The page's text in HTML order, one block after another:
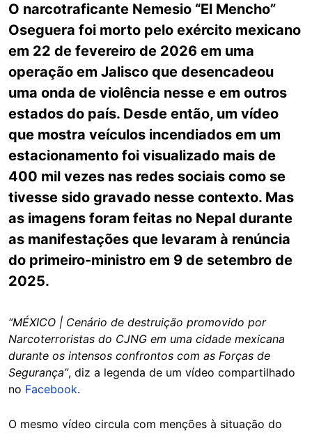
O narcotraficante Nemesio “El Mencho”
Oseguera foi morto pelo exército mexicano
em 22 de fevereiro de 2026 em uma
operação em Jalisco que desencadeou
uma onda de violência nesse e em outros
estados do país. Desde então, um vídeo
que mostra veículos incendiados em um
estacionamento foi visualizado mais de
400 mil vezes nas redes sociais como se
tivesse sido gravado nesse contexto. Mas
as imagens foram feitas no Nepal durante
as manifestações que levaram à renúncia
do primeiro-ministro em 9 de setembro de
2025.
“MÉXICO | Cenário de destruição promovido por
Narcoterroristas do CJNG em uma cidade mexicana
durante os intensos confrontos com as Forças de
Segurança”, diz a legenda de um vídeo compartilhado
no Facebook.
O mesmo vídeo circula com menções à situação do